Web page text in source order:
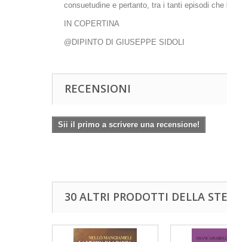
consuetudine e pertanto, tra i tanti episodi
IN COPERTINA
@DIPINTO DI GIUSEPPE SIDOLI
RECENSIONI
Sii il primo a scrivere una recensione!
30 ALTRI PRODOTTI DELLA